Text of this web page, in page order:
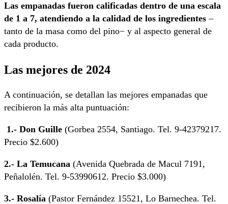
Las empanadas fueron calificadas dentro de una escala
de 1 a 7, atendiendo a la calidad de los ingredientes–
tanto de la masa como del pino− y al aspecto general de
cada producto.
Las mejores de 2024
A continuación, se detallan las mejores empanadas que
recibieron la más alta puntuación:
1.- Don Guille (Gorbea 2554, Santiago. Tel. 9-42379217.
Precio $2.600)
2.- La Temucana (Avenida Quebrada de Macul 7191,
Peñalolén. Tel. 9-53990612. Precio $3.000)
3.- Rosalía (Pastor Fernández 15521, Lo Barnechea. Tel.